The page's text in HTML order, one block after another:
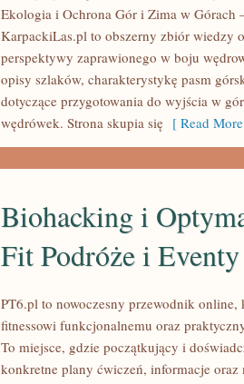
Ekologia i Ochrona Gór i Zima w Górach
KarpackiLas.pl to obszerny zbiór wiedzy
perspektywy zaprawionego w boju
opisy szlaków, charakterystykę pasm
dotyczące przygotowania do wyjścia w
wędrówek. Strona skupia się [ Read
Biohacking i
Fit Podróże i Eventy
PT6.pl to nowoczesny przewodnik online,
fitnessowi funkcjonalnemu oraz
To miejsce, gdzie początkujący i
konkretne plany ćwiczeń, informacje